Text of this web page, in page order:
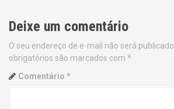
t
n
a
Deixe um comentário
O seu endereço de e-mail não será publicado.
obrigatórios são marcados com *
Comentário *